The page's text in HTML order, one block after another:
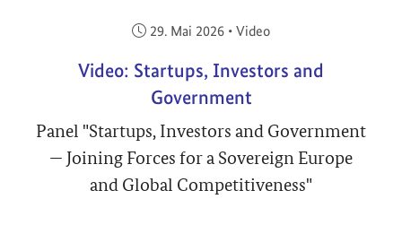
Veröffentlicht am:
29. Mai 2026 • Video
Video: Startups, Investors and
Government
Panel "Startups, Investors and Government
— Joining Forces for a Sovereign Europe
and Global Competitiveness"